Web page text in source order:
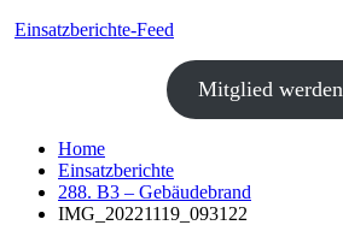
Einsatzberichte-Feed
Mitglied werden
Home
Einsatzberichte
288. B3 – Gebäudebrand
IMG_20221119_093122